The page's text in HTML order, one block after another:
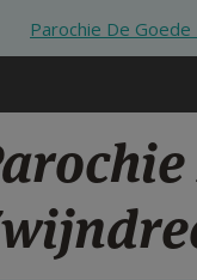
Parochie De